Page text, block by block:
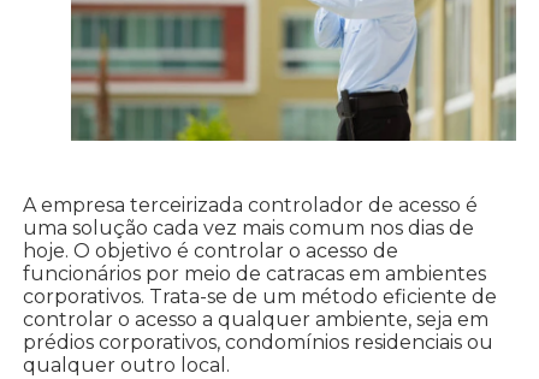
A empresa terceirizada controlador de acesso é
uma solução cada vez mais comum nos dias de
hoje. O objetivo é controlar o acesso de
funcionários por meio de catracas em ambientes
corporativos. Trata-se de um método eficiente de
controlar o acesso a qualquer ambiente, seja em
prédios corporativos, condomínios residenciais ou
qualquer outro local.